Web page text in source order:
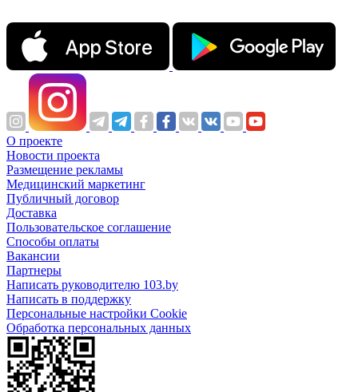
О проекте
Новости проекта
Размещение рекламы
Медицинский маркетинг
Публичный договор
Доставка
Пользовательское соглашение
Способы оплаты
Вакансии
Партнеры
Написать руководителю 103.by
Написать в поддержку
Персональные настройки Cookie
Обработка персональных данных